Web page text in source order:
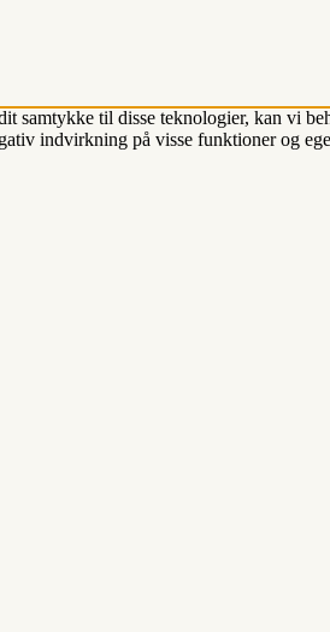
samtykke til disse teknologier, kan vi
indvirkning på visse funktioner og